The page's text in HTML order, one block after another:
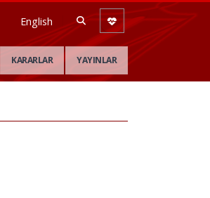
English
KARARLAR YAYINLAR